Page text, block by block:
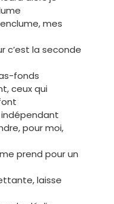
mes
c’est la seconde
fonds
ceux qui
indépendant
pour moi,
prend pour un
laisse